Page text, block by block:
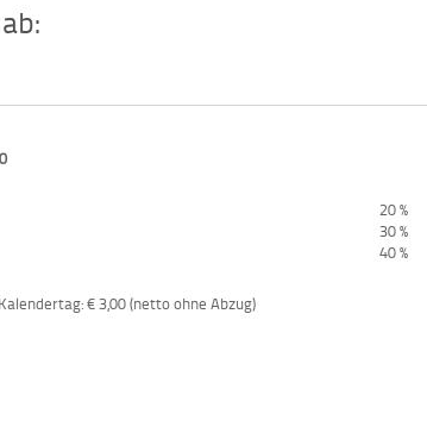
20 %
30 %
40 %
€ 3,00 (netto ohne Abzug)